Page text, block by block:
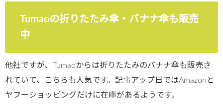
Tumaoの折りたたみ傘・バナナ傘も販売
中
他社ですが、Tumaoからは折りたたみのバナナ傘も販売さ
れていて、こちらも人気です。記事アップ日ではAmazonと
ヤフーショッピングだけに在庫があるようです。